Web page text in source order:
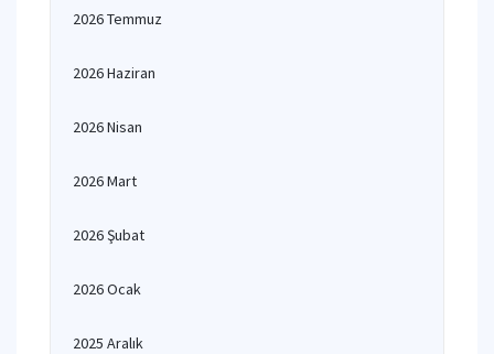
2026 Temmuz
2026 Haziran
2026 Nisan
2026 Mart
2026 Şubat
2026 Ocak
2025 Aralık